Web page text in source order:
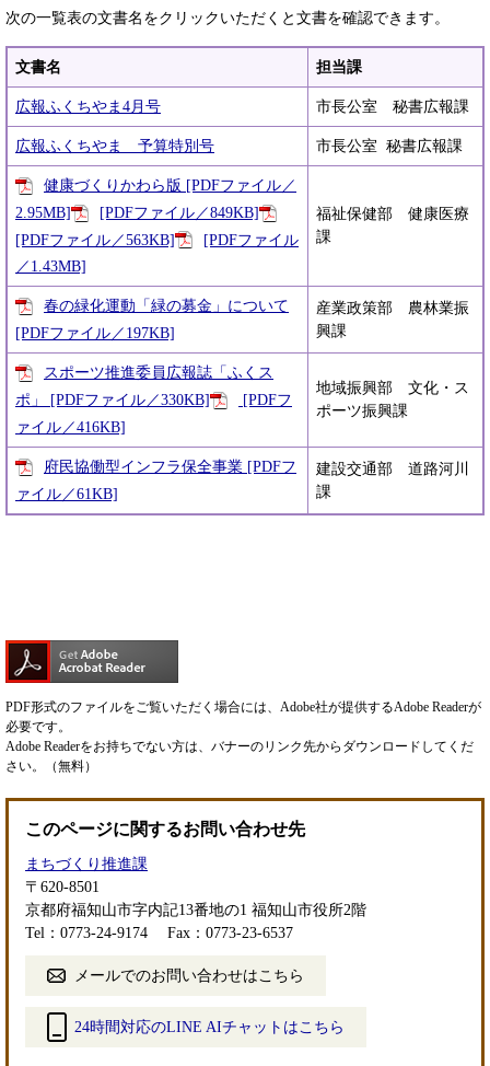
次の一覧表の文書名をクリックいただくと文書を確認できます。
文書名 担当課
広報ふくちやま4月号 市長公室 秘書広報課
広報ふくちやま 予算特別号 市長公室 秘書広報課
健康づくりかわら版 [PDFファイル／
2.95MB]
[PDFファイル／849KB]
[PDFファイル／563KB]
[PDFファイル
／1.43MB]
福祉保健部 健康医療
課
春の緑化運動「緑の募金」について
[PDFファイル／197KB]
産業政策部 農林業振
興課
スポーツ推進委員広報誌「ふくス
ポ」 [PDFファイル／330KB]
[PDFフ
ァイル／416KB]
地域振興部 文化・ス
ポーツ振興課
府民協働型インフラ保全事業 [PDFフ
ァイル／61KB]
建設交通部 道路河川
課
PDF形式のファイルをご覧いただく場合には、Adobe社が提供するAdobe Readerが
必要です。
Adobe Readerをお持ちでない方は、バナーのリンク先からダウンロードしてくだ
さい。（無料）
このページに関するお問い合わせ先
まちづくり推進課
〒620-8501
京都府福知山市字内記13番地の1 福知山市役所2階
Tel：0773-24-9174
Fax：0773-23-6537
メールでのお問い合わせはこちら
24時間対応のLINE AIチャットはこちら